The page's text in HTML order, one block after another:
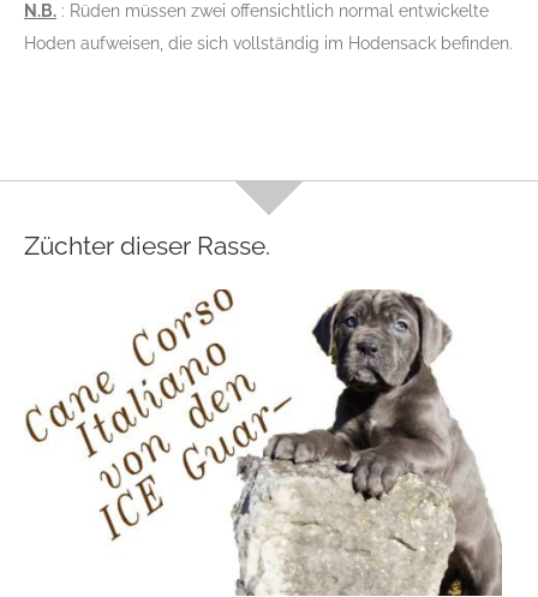
N.B. : Rüden müssen zwei offensichtlich normal entwickelte
Hoden aufweisen, die sich vollständig im Hodensack befinden.
Züchter dieser Rasse.